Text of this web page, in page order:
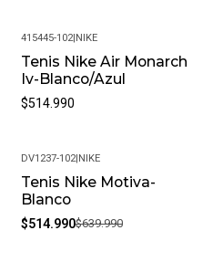
415445-102| NIKE
Tenis Nike Air Monarch
Iv-Blanco/Azul
$514.990
-20%
DV1237-102| NIKE
Tenis Nike Motiva-
Blanco
$514.990$639.990